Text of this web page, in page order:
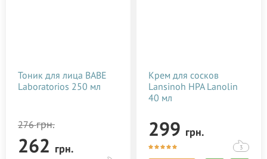
Тоник для лица BABE
Laboratorios 250 мл
276грн.
262 грн.
Крем для сосков
Lansinoh HPA Lanolin
40 мл
299 грн.
3